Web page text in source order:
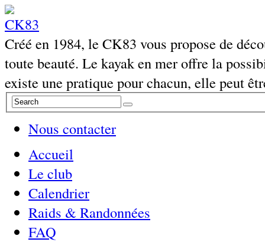
Créé en 1984, le CK83 vous propose de
toute beauté. Le kayak en mer offre la
existe une pratique pour chacun, elle peut
Nous contacter
Accueil
Le club
Calendrier
Raids & Randonnées
FAQ